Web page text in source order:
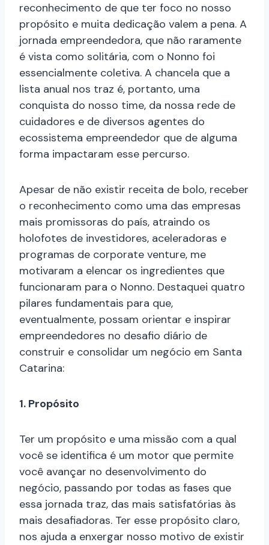
reconhecimento de que ter foco no nosso
propósito e muita dedicação valem a pena. A
jornada empreendedora, que não raramente
é vista como solitária, com o Nonno foi
essencialmente coletiva. A chancela que a
lista anual nos traz é, portanto, uma
conquista do nosso time, da nossa rede de
cuidadores e de diversos agentes do
ecossistema empreendedor que de alguma
forma impactaram esse percurso.
Apesar de não existir receita de bolo, receber
o reconhecimento como uma das empresas
mais promissoras do país, atraindo os
holofotes de investidores, aceleradoras e
programas de corporate venture, me
motivaram a elencar os ingredientes que
funcionaram para o Nonno. Destaquei quatro
pilares fundamentais para que,
eventualmente, possam orientar e inspirar
empreendedores no desafio diário de
construir e consolidar um negócio em Santa
Catarina:
1. Propósito
Ter um propósito e uma missão com a qual
você se identifica é um motor que permite
você avançar no desenvolvimento do
negócio, passando por todas as fases que
essa jornada traz, das mais satisfatórias às
mais desafiadoras. Ter esse propósito claro,
nos ajuda a enxergar nosso motivo de existir